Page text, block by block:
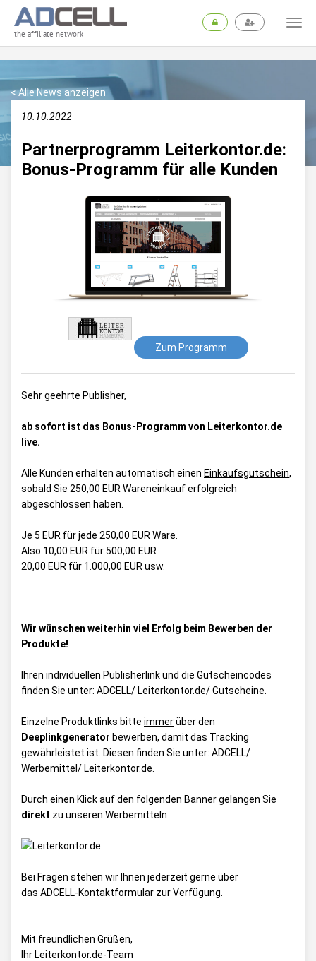
the affiliate network
< Alle News anzeigen
10.10.2022
Partnerprogramm Leiterkontor.de:
Bonus-Programm für alle Kunden
Zum Programm
Sehr geehrte Publisher,
ab sofort ist das Bonus-Programm von Leiterkontor.de
live.
Alle Kunden erhalten automatisch einen Einkaufsgutschein,
sobald Sie 250,00 EUR Wareneinkauf erfolgreich
abgeschlossen haben.
Je 5 EUR für jede 250,00 EUR Ware.
Also 10,00 EUR für 500,00 EUR
20,00 EUR für 1.000,00 EUR usw.
Wir wünschen weiterhin viel Erfolg beim Bewerben der
Produkte!
Ihren individuellen Publisherlink und die Gutscheincodes
finden Sie unter: ADCELL/ Leiterkontor.de/ Gutscheine
Einzelne Produktlinks bitte immerüber den
Deeplinkgenerator bewerben, damit das Tracking
gewährleistet ist. Diesen finden Sie unter: ADCELL/
Werbemittel/ Leiterkontor.de
Durch einen Klick auf den folgenden Banner gelangen Sie
direkt zu unseren Werbemitteln
Bei Fragen stehen wir Ihnen jederzeit gerne über
das ADCELL-Kontaktformular zur Verfügung.
Mit freundlichen Grüßen,
Ihr Leiterkontor.de-Team